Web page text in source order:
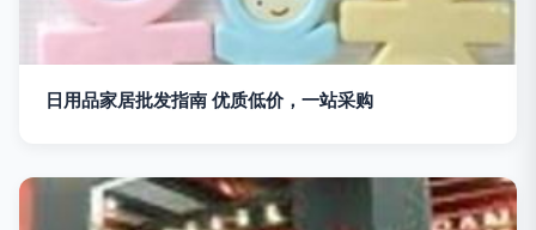
日用品家居批发指南 优质低价，一站采购